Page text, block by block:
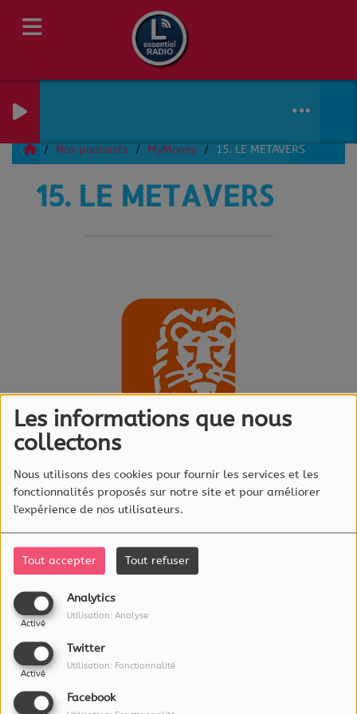
Les informations que nous
collectons
Nous utilisons des cookies pour fournir les services et les
fonctionnalités proposés sur notre site et pour améliorer
l'expérience de nos utilisateurs.
Tout accepter Tout refuser
Analytics
Activé
Utilisation: Analyse
Twitter
Activé
Utilisation: Fonctionnalité
Facebook
Nos podcasts MyMoney 15. LE METAVERS
15. LE METAVERS
Écouter le podcast
À PROPOS
L'essentiel Radio est éditée par :
RadioLux S.A.